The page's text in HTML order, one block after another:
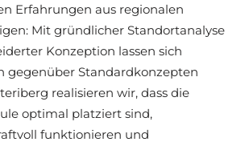
Erfahrungen aus regionalen
Mit gründlicher Standortanalyse
Konzeption lassen sich
gegenüber Standardkonzepten
realisieren wir, dass die
optimal platziert sind,
funktionieren und